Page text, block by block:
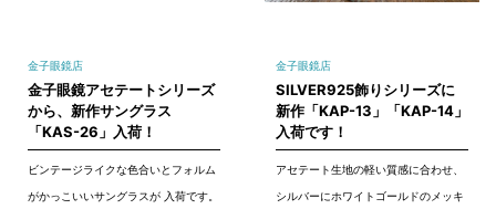
金子眼鏡店
金子眼鏡アセテートシリーズ
から、新作サングラス
「KAS-26」入荷！
ビンテージライクな色合いとフォルム
がかっこいいサングラスが 入荷です。
金子眼鏡店
SILVER925飾りシリーズに
新作「KAP-13」「KAP-14」
入荷です！
アセテート生地の軽い質感に合わせ、
シルバーにホワイトゴールドのメッキ